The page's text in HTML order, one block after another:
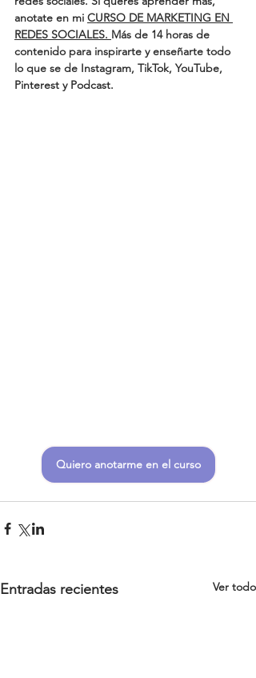
anotate en mi CURSO DE MARKETING EN
REDES SOCIALES. Más de 14 horas de
contenido para inspirarte y enseñarte todo
lo que se de Instagram, TikTok, YouTube,
Pinterest y Podcast.
Quiero anotarme en el curso
Entradas recientes Ver todo